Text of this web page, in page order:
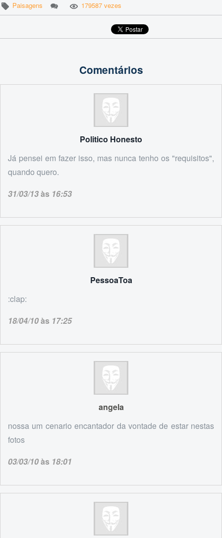
Paisagens 179587 vezes
Comentários
Politico Honesto
Já pensei em fazer isso, mas nunca tenho os "requisitos",
quando quero.
31/03/13às 16:53
PessoaToa
:clap:
18/04/10às 17:25
angela
nossa um cenario encantador da vontade de estar nestas
fotos
03/03/10às 18:01